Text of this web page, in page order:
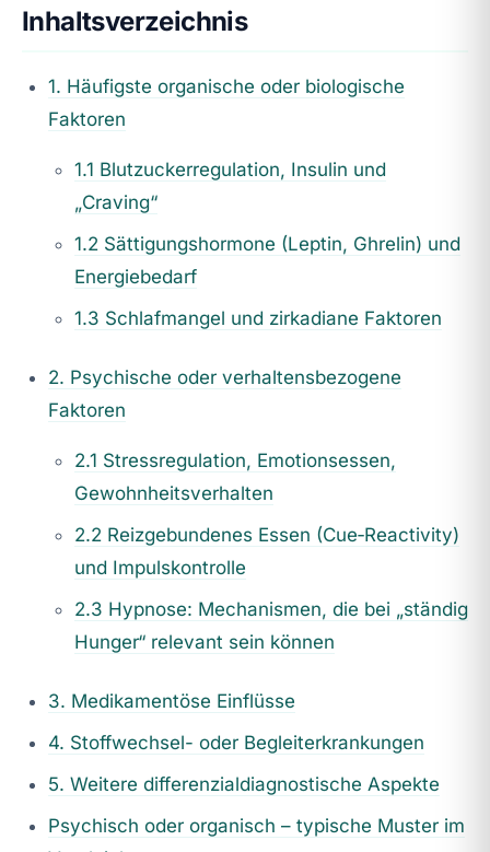
Inhaltsverzeichnis
1. Häufigste organische oder biologische
Faktoren
1.1 Blutzuckerregulation, Insulin und
„Craving“
1.2 Sättigungshormone (Leptin, Ghrelin) und
Energiebedarf
1.3 Schlafmangel und zirkadiane Faktoren
2. Psychische oder verhaltensbezogene
Faktoren
2.1 Stressregulation, Emotionsessen,
Gewohnheitsverhalten
2.2 Reizgebundenes Essen (Cue‑Reactivity)
und Impulskontrolle
2.3 Hypnose: Mechanismen, die bei „ständig
Hunger“ relevant sein können
3. Medikamentöse Einflüsse
4. Stoffwechsel- oder Begleiterkrankungen
5. Weitere differenzialdiagnostische Aspekte
Psychisch oder organisch – typische Muster im